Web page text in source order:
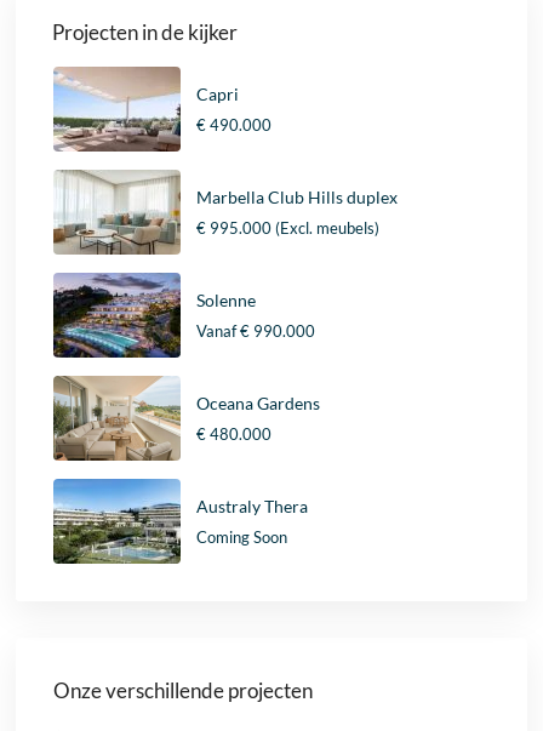
Projecten in de kijker
Capri
€ 490.000
Marbella Club Hills duplex
€ 995.000(Excl. meubels)
Solenne
Vanaf€ 990.000
Oceana Gardens
€ 480.000
Australy Thera
Coming Soon
Onze verschillende projecten